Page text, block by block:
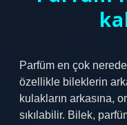
Parfüm en çok
özellikle bileklerin
kulakların arkasına,
sıkılabilir. Bilek,